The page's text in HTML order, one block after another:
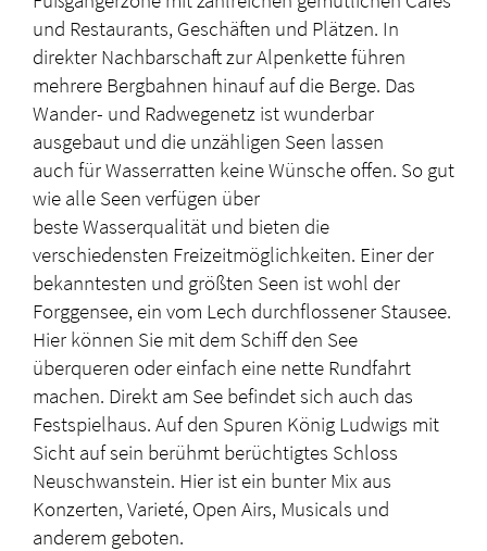
und Restaurants, Geschäften und Plätzen. In
direkter Nachbarschaft zur Alpenkette führen
mehrere Bergbahnen hinauf auf die Berge. Das
Wander- und Radwegenetz ist wunderbar
ausgebaut und die unzähligen Seen lassen
auch für Wasserratten keine Wünsche offen. So gut
wie alle Seen verfügen über
beste Wasserqualität und bieten die
verschiedensten Freizeitmöglichkeiten. Einer der
bekanntesten und größten Seen ist wohl der
Forggensee, ein vom Lech durchflossener Stausee.
Hier können Sie mit dem Schiff den See
überqueren oder einfach eine nette Rundfahrt
machen. Direkt am See befindet sich auch das
Festspielhaus. Auf den Spuren König Ludwigs mit
Sicht auf sein berühmt berüchtigtes Schloss
Neuschwanstein. Hier ist ein bunter Mix aus
Konzerten, Varieté, Open Airs, Musicals und
anderem geboten.